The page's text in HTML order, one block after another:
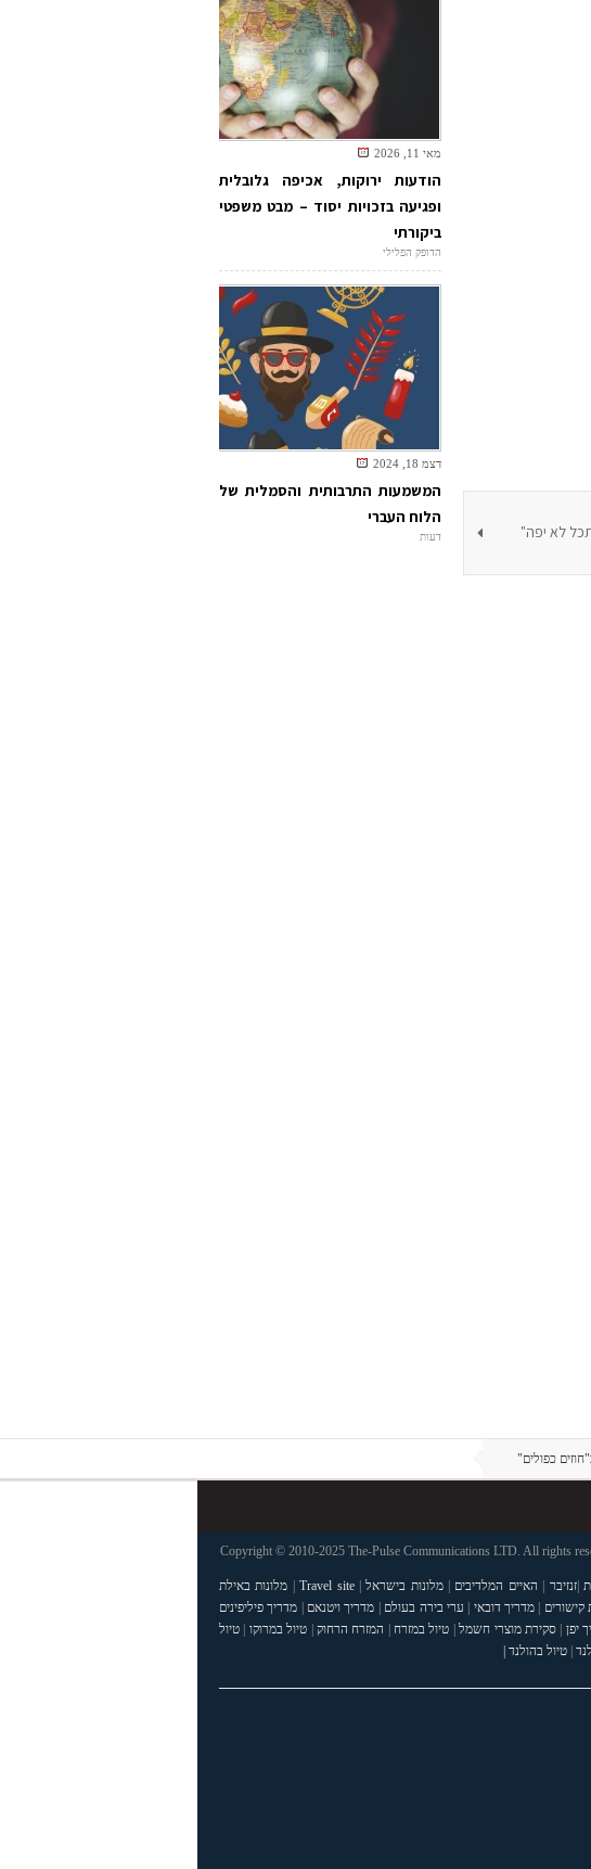
לא יפה"
מאי 11, 2026
הודעות ירוקות, אכיפה גלובלית
ופגיעה בזכויות יסוד – מבט משפטי
ביקורתי
הדופק הפלילי
דצמ 18, 2024
המשמעות התרבותית והסמלית של
הלוח העברי
דעות
כפולים"
Copyright © 2010-2025 The-Pulse Communications LTD. All rights
|זנזיבר | האיים המלדיבים |מלונות בישראל|
Travel site
| מלונות באילת
קישורים |מדריך דובאי | ערי בירה בעולם | מדריך ויטנאם | מדריך פיליפינים
יפן |סקירת מוצרי חשמל| טיול במזרח | המזרח הרחוק | טיול במרוקו | טיול
| טיול בהולנד |